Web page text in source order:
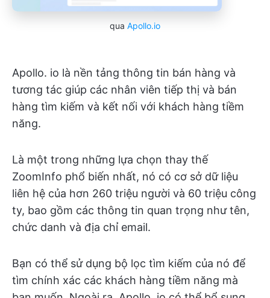
qua Apollo.io
Apollo. io là nền tảng thông tin bán hàng và
tương tác giúp các nhân viên tiếp thị và bán
hàng tìm kiếm và kết nối với khách hàng tiềm
năng.
Là một trong những lựa chọn thay thế
ZoomInfo phổ biến nhất, nó có cơ sở dữ liệu
liên hệ của hơn 260 triệu người và 60 triệu công
ty, bao gồm các thông tin quan trọng như tên,
chức danh và địa chỉ email.
Bạn có thể sử dụng bộ lọc tìm kiếm của nó để
tìm chính xác các khách hàng tiềm năng mà